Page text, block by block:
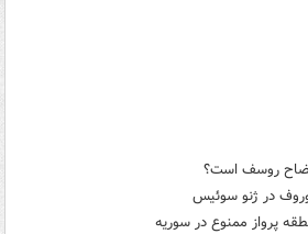
روسف است؟
در ژنو سوئیس
پرواز ممنوع در سوریه